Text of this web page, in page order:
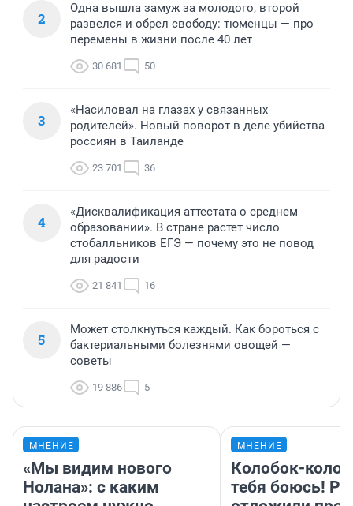
2
Одна вышла замуж за молодого, второй
развелся и обрел свободу: тюменцы — про
перемены в жизни после 40 лет
30 681 50
3
«Насиловал на глазах у связанных
родителей». Новый поворот в деле убийства
россиян в Таиланде
23 701 36
4
«Дисквалификация аттестата о среднем
образовании». В стране растет число
стобалльников ЕГЭ — почему это не повод
для радости
21 841 16
5
Может столкнуться каждый. Как бороться с
бактериальными болезнями овощей —
советы
19 886 5
МНЕНИЕ
«Мы видим нового
Нолана»: с каким
МНЕНИЕ
Колобок-
тебя боюсь!